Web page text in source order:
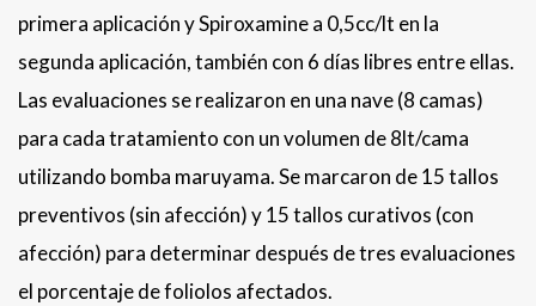
primera aplicación y Spiroxamine a 0,5cc/lt en la
segunda aplicación, también con 6 días libres entre ellas.
Las evaluaciones se realizaron en una nave (8 camas)
para cada tratamiento con un volumen de 8lt/cama
utilizando bomba maruyama. Se marcaron de 15 tallos
preventivos (sin afección) y 15 tallos curativos (con
afección) para determinar después de tres evaluaciones
el porcentaje de foliolos afectados.